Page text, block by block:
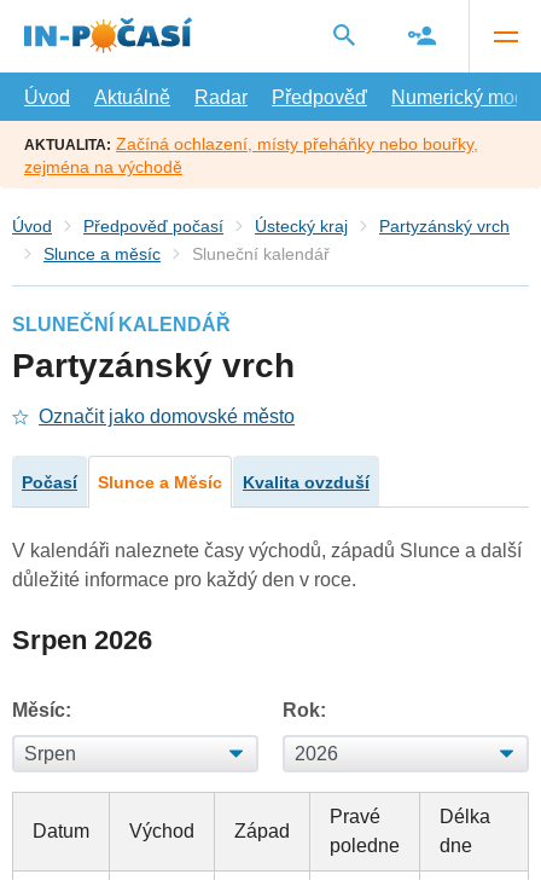
hlavní
Úvod
Aktuálně Radar Předpověď Numerický model
AKTUALITA: Začíná ochlazení, místy přeháňky nebo bouřky,
zejména na východě
Úvod Předpověď počasí Ústecký kraj
Partyzánský vrch
Slunce a měsíc
Sluneční kalendář
SLUNEČNÍ KALENDÁŘ
Partyzánský vrch
Označit jako domovské město
Počasí Slunce a Měsíc Kvalita ovzduší
V kalendáři naleznete časy východů, západů Slunce a další
důležité informace pro každý den v roce.
Srpen 2026
Měsíc: Rok:
Datum Východ Západ
Pravé
poledne
Délka
dne